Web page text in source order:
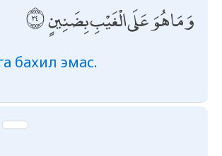
وَمَا هُوَ عَلَى الْغَيْبِ بِضَنِينٍ
бахил эмас.